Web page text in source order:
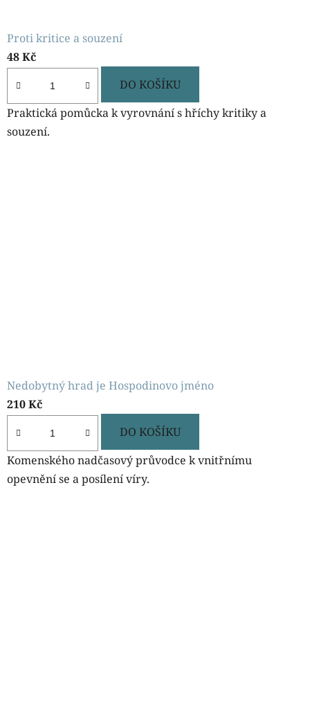
Proti kritice a souzení
48 Kč
DO KOŠÍKU
Praktická pomůcka k vyrovnání s hříchy kritiky a
souzení.
Nedobytný hrad je Hospodinovo jméno
210 Kč
DO KOŠÍKU
Komenského nadčasový průvodce k vnitřnímu
opevnění se a posílení víry.